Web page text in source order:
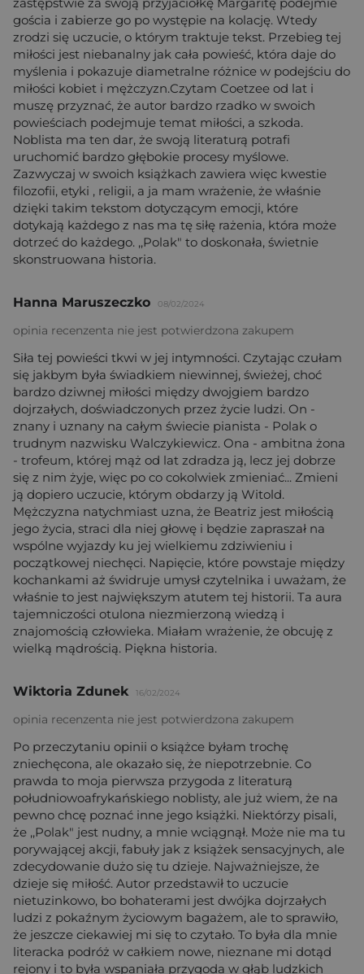
gościa i zabierze go po występie na kolację. Wtedy
zrodzi się uczucie, o którym traktuje tekst. Przebieg tej
miłości jest niebanalny jak cała powieść, która daje do
myślenia i pokazuje diametralne różnice w podejściu do
miłości kobiet i mężczyzn.Czytam Coetzee od lat i
muszę przyznać, że autor bardzo rzadko w swoich
powieściach podejmuje temat miłości, a szkoda.
Noblista ma ten dar, że swoją literaturą potrafi
uruchomić bardzo głębokie procesy myślowe.
Zazwyczaj w swoich książkach zawiera więc kwestie
filozofii, etyki , religii, a ja mam wrażenie, że właśnie
dzięki takim tekstom dotyczącym emocji, które
dotykają każdego z nas ma tę siłę rażenia, która może
dotrzeć do każdego. ,,Polak" to doskonała, świetnie
skonstruowana historia.
Hanna Maruszeczko 08/02/2024
opinia recenzenta nie jest potwierdzona zakupem
Siła tej powieści tkwi w jej intymności. Czytając czułam
się jakbym była świadkiem niewinnej, świeżej, choć
bardzo dziwnej miłości między dwojgiem bardzo
dojrzałych, doświadczonych przez życie ludzi. On -
znany i uznany na całym świecie pianista - Polak o
trudnym nazwisku Walczykiewicz. Ona - ambitna żona
- trofeum, której mąż od lat zdradza ją, lecz jej dobrze
się z nim żyje, więc po co cokolwiek zmieniać... Zmieni
ją dopiero uczucie, którym obdarzy ją Witold.
Mężczyzna natychmiast uzna, że Beatriz jest miłością
jego życia, straci dla niej głowę i będzie zapraszał na
wspólne wyjazdy ku jej wielkiemu zdziwieniu i
początkowej niechęci. Napięcie, które powstaje między
kochankami aż świdruje umysł czytelnika i uważam, że
właśnie to jest największym atutem tej historii. Ta aura
tajemniczości otulona niezmierzoną wiedzą i
znajomością człowieka. Miałam wrażenie, że obcuję z
wielką mądrością. Piękna historia.
Wiktoria Zdunek 16/02/2024
opinia recenzenta nie jest potwierdzona zakupem
Po przeczytaniu opinii o książce byłam trochę
zniechęcona, ale okazało się, że niepotrzebnie. Co
prawda to moja pierwsza przygoda z literaturą
południowoafrykańskiego noblisty, ale już wiem, że na
pewno chcę poznać inne jego książki. Niektórzy pisali,
że ,,Polak" jest nudny, a mnie wciągnął. Może nie ma tu
porywającej akcji, fabuły jak z książek sensacyjnych, ale
zdecydowanie dużo się tu dzieje. Najważniejsze, że
dzieje się miłość. Autor przedstawił to uczucie
nietuzinkowo, bo bohaterami jest dwójka dojrzałych
ludzi z pokaźnym życiowym bagażem, ale to sprawiło,
że jeszcze ciekawiej mi się to czytało. To była dla mnie
literacka podróż w całkiem nowe, nieznane mi dotąd
rejony i to była wspaniała przygoda w głąb ludzkich